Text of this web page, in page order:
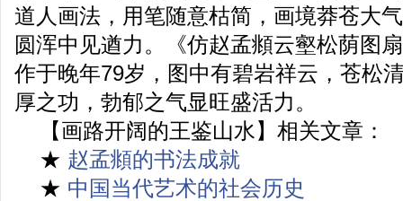
道人画法，用笔随意枯简，画境莽苍大
圆浑中见遒力。《仿赵孟頫云壑松荫图
作于晚年79岁，图中有碧岩祥云，苍松
厚之功，勃郁之气显旺盛活力。
【画路开阔的王鉴山水】相关文章：
★ 赵孟頫的书法成就
★ 中国当代艺术的社会历史